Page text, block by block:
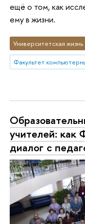
ещё о том, как
ему в жизни.
Университетская жизнь
Факультет
учителей:
диалог с